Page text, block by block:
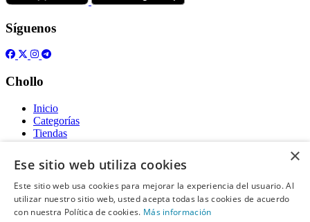
Síguenos
Chollo
Inicio
Categorías
Tiendas
Gratis
Acerca de
Sobre nosotros
Contacto
×
Ese sitio web utiliza cookies
Este sitio web usa cookies para mejorar la experiencia del usuario. Al
utilizar nuestro sitio web, usted acepta todas las cookies de acuerdo
con nuestra Política de cookies. Más información